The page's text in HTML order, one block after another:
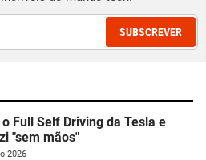
SUBSCREVER
Full Self Driving da Tesla e
"sem mãos"
2026